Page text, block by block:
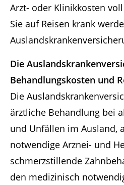
Arzt- oder Klinikkosten
Sie auf Reisen krank
Die
Behandlungskosten und
Die
ärztliche Behandlung bei
und Unfällen im Ausland,
notwendige Arznei- und
schmerzstillende
den medizinisch